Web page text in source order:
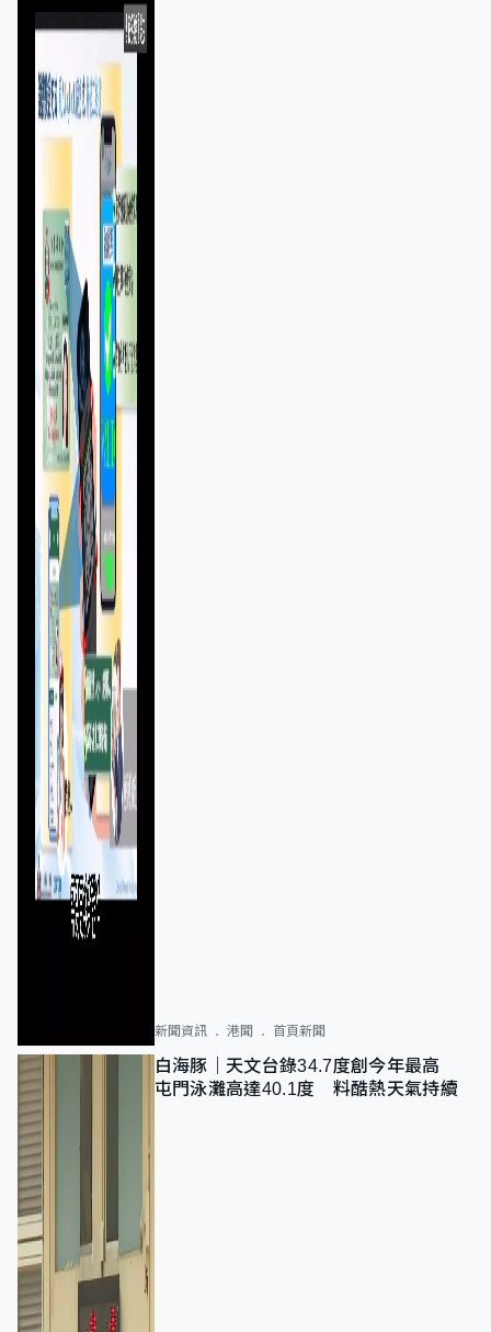
新聞資訊 港聞 首頁新聞
白海豚｜天文台錄34.7度創今年最高
屯門泳灘高達40.1度 料酷熱天氣持續